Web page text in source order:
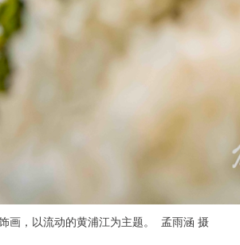
画，以流动的黄浦江为主题。 孟雨涵 摄